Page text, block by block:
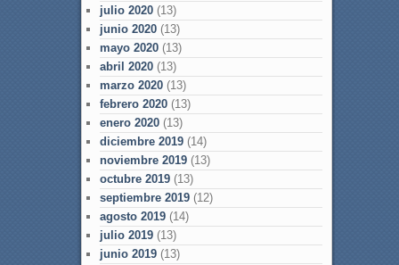
julio 2020(13)
junio 2020(13)
mayo 2020(13)
abril 2020(13)
marzo 2020(13)
febrero 2020(13)
enero 2020(13)
diciembre 2019(14)
noviembre 2019(13)
octubre 2019(13)
septiembre 2019(12)
agosto 2019(14)
julio 2019(13)
junio 2019(13)